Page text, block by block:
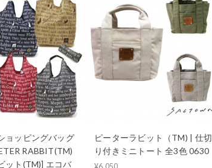
ョッピングバッグ
RABBIT(TM)
ット(TM)] エコバ
ピーターラビット（TM) | 仕切
り付きミニトート 全3色 0630